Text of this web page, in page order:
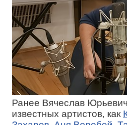
Ранее Вячеслав
известных артистов, как